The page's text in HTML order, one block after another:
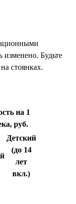
изменено. Будьте
стоянках.
на 1
руб.
Детский
(до 14
лет
вкл.)